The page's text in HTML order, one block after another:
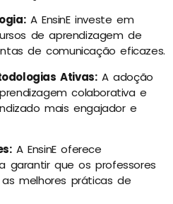
A EnsinE investe em
de aprendizagem de
de comunicação eficazes.
Ativas:A adoção
colaborativa e
mais engajador e
A EnsinE oferece
garantir que os professores
melhores práticas de